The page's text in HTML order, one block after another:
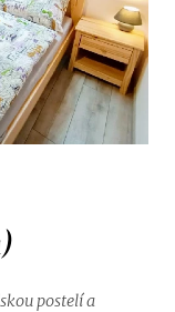
postelí a